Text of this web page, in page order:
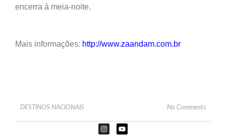
encerra à meia-noite.
Mais informações: http://www.zaandam.com.br
DESTINOS NACIONAIS No Comments